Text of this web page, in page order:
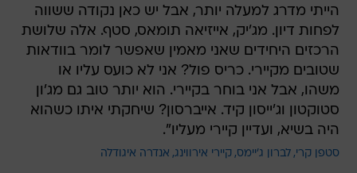
הייתי מדרג למעלה יותר, אבל יש כאן נקודה ששווה
לפחות דיון. מג'יק, אייזיאה תומאס, סטף. אלה שלושת
הרכזים היחידים שאני מאמין שאפשר לומר בוודאות
שטובים מקיירי. כריס פול? אני לא כועס עליו או
משהו, אבל אני בוחר בקיירי. הוא יותר טוב גם מג'ון
סטוקטון וג'ייסון קיד. אייברסון? שיחקתי איתו כשהוא
היה בשיא, ועדיין קיירי מעליו".
סטפן קרי לברון ג'יימס קיירי אירווינג אנדרה איגודלה